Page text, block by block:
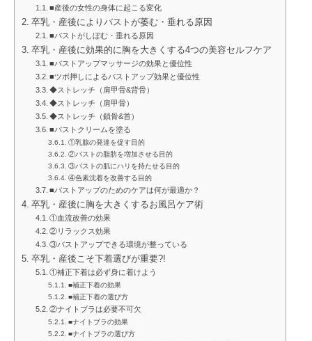
■産後の女性の身体に起こる変化
卒乳・産後によりバストが萎む・垂れる原因
■バストがしぼむ・垂れる原因
卒乳・産後に効果的に胸を大きくする4つの美容セルフケア
■バストアップマッサージの効果と優位性
■ツボ押しによるバストアップ効果と優位性
◆ストレッチ（肩甲骨&背骨）
◆ストレッチ（肩甲骨）
◆ストレッチ（鎖骨&首）
■バストクリームを塗る
①乳腺の発達を促す目的
②バストの脂肪を増加させる目的
③バストの肌にハリを持たせる目的
④色素沈着を改善する目的
■バストアップのためのケアは何が最適か？
卒乳・産後に胸を大きくするお風呂ケア術
①血流改善の効果
②リラックス効果
③バストアップできる環境が整っている
卒乳・産後こそ下着選びが重要?!
①補正下着は必ず身に着けよう
■補正下着の効果
■補正下着の選び方
②ナイトブラは必要不可欠
■ナイトブラの効果
■ナイトブラの選び方